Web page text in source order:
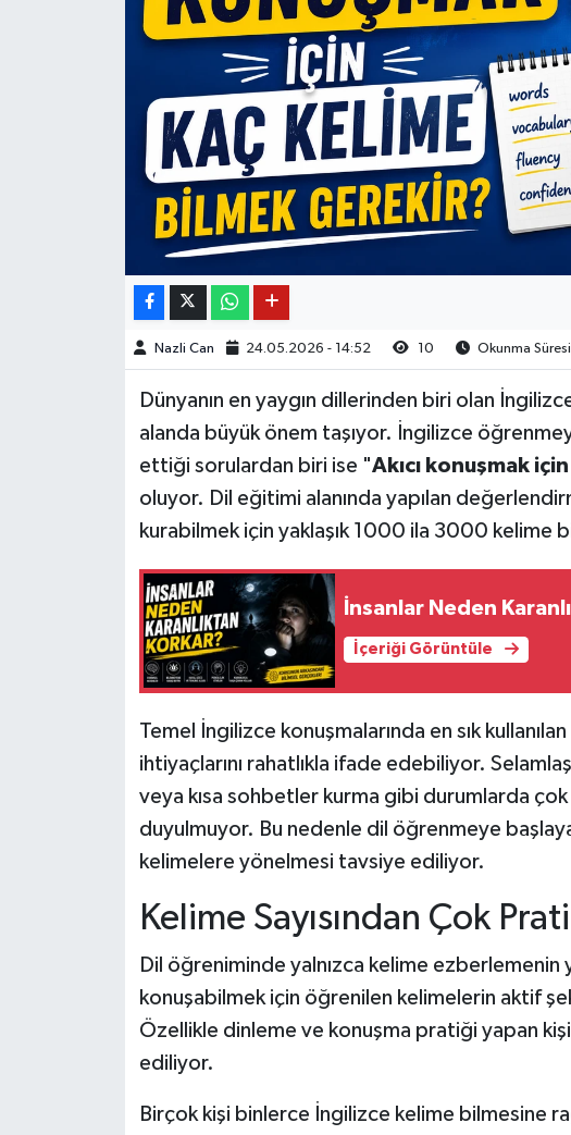
Nazli Can 24.05.2026 - 14:52 10 Okunma
Dünyanın en yaygın dillerinden biri olan
alanda büyük önem taşıyor. İngilizce
ettiği sorulardan biri ise "Akıcı konuşmak
oluyor. Dil eğitimi alanında yapılan
kurabilmek için yaklaşık 1000 ila 3000 kelime
İnsanlar Neden
İçeriği Görüntüle
Temel İngilizce konuşmalarında en sık
ihtiyaçlarını rahatlıkla ifade edebiliyor.
veya kısa sohbetler kurma gibi durumlarda
duyulmuyor. Bu nedenle dil öğrenmeye
kelimelere yönelmesi tavsiye ediliyor.
Kelime Sayısından Çok
Dil öğreniminde yalnızca kelime
konuşabilmek için öğrenilen kelimelerin aktif
Özellikle dinleme ve konuşma pratiği yapan
ediliyor.
Birçok kişi binlerce İngilizce kelime bilmesine